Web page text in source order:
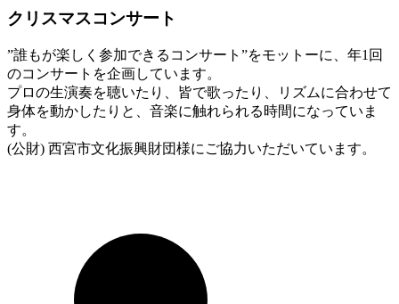
クリスマスコンサート
”誰もが楽しく参加できるコンサート”をモットーに、年1回
のコンサートを企画しています。
プロの生演奏を聴いたり、皆で歌ったり、リズムに合わせて
身体を動かしたりと、音楽に触れられる時間になっていま
す。
(公財) 西宮市文化振興財団様にご協力いただいています。